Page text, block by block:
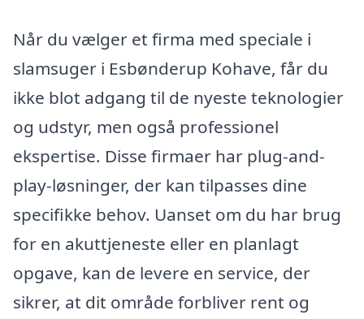
Når du vælger et firma med speciale i
slamsuger i Esbønderup Kohave, får du
ikke blot adgang til de nyeste teknologier
og udstyr, men også professionel
ekspertise. Disse firmaer har plug-and-
play-løsninger, der kan tilpasses dine
specifikke behov. Uanset om du har brug
for en akuttjeneste eller en planlagt
opgave, kan de levere en service, der
sikrer, at dit område forbliver rent og